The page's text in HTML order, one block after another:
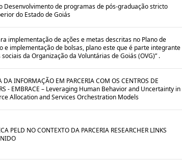
Desenvolvimento de programas de pós-graduação stricto
do Estado de Goiás
implementação de ações e metas descritas no Plano de
e implementação de bolsas, plano este que é parte integrante
da Organização da Voluntárias de Goiás (OVG)” .
DA INFORMAÇÃO EM PARCERIA COM OS CENTROS DE
- EMBRACE – Leveraging Human Behavior and Uncertainty in
Allocation and Services Orchestration Models
PELD NO CONTEXTO DA PARCERIA RESEARCHER LINKS